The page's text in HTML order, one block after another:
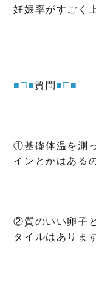
妊娠率がすごく
■□■質問 ■□■
①基礎体温を測
インとかはある
②質のいい卵子
タイルはありま